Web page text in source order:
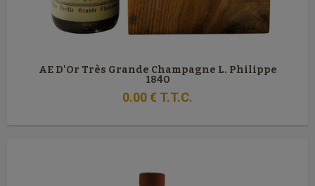
AE D'Or Très Grande Champagne L. Philippe
1840
0.00€ T.T.C.